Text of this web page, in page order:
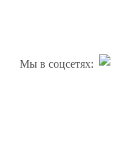
Мы в соцсетях: